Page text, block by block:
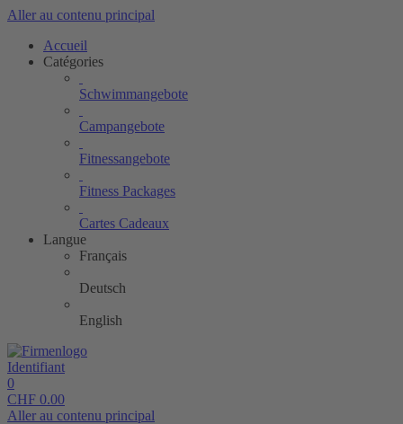
Aller au contenu principal
Accueil
Catégories
Schwimmangebote
Campangebote
Fitnessangebote
Fitness Packages
Cartes Cadeaux
Langue
Français
Deutsch
English
Identifiant
0
CHF 0.00
Aller au contenu principal